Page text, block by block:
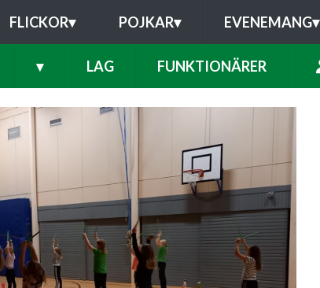
FLICKOR▾ POJKAR▾ EVENEMANG▾
▾ LAG FUNKTIONÄRER